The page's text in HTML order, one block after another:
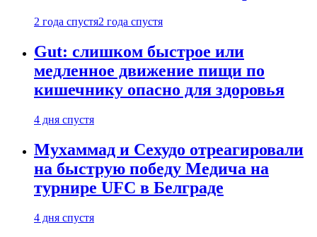
2 года спустя2 года спустя
Gut: слишком быстрое или
медленное движение пищи по
кишечнику опасно для здоровья
4 дня спустя
Мухаммад и Сехудо отреагировали
на быструю победу Медича на
турнире UFC в Белграде
4 дня спустя